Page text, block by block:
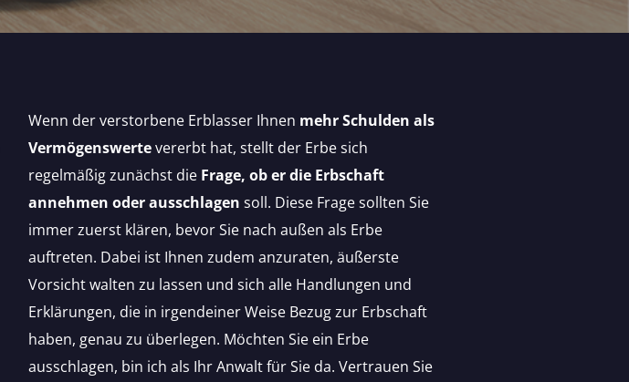
Wenn der verstorbene Erblasser Ihnen mehr Schulden als
Vermögenswertevererbt hat, stellt der Erbe sich
regelmäßig zunächst die Frage, ob er die Erbschaft
annehmen oder ausschlagen soll. Diese Frage sollten Sie
immer zuerst klären, bevor Sie nach außen als Erbe
auftreten. Dabei ist Ihnen zudem anzuraten, äußerste
Vorsicht walten zu lassen und sich alle Handlungen und
Erklärungen, die in irgendeiner Weise Bezug zur Erbschaft
haben, genau zu überlegen. Möchten Sie ein Erbe
ausschlagen, bin ich als Ihr Anwalt für Sie da. Vertrauen Sie